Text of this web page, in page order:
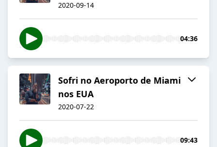
2020-09-14
04:36
Sofri no Aeroporto de Miami
nos EUA
2020-07-22
09:43